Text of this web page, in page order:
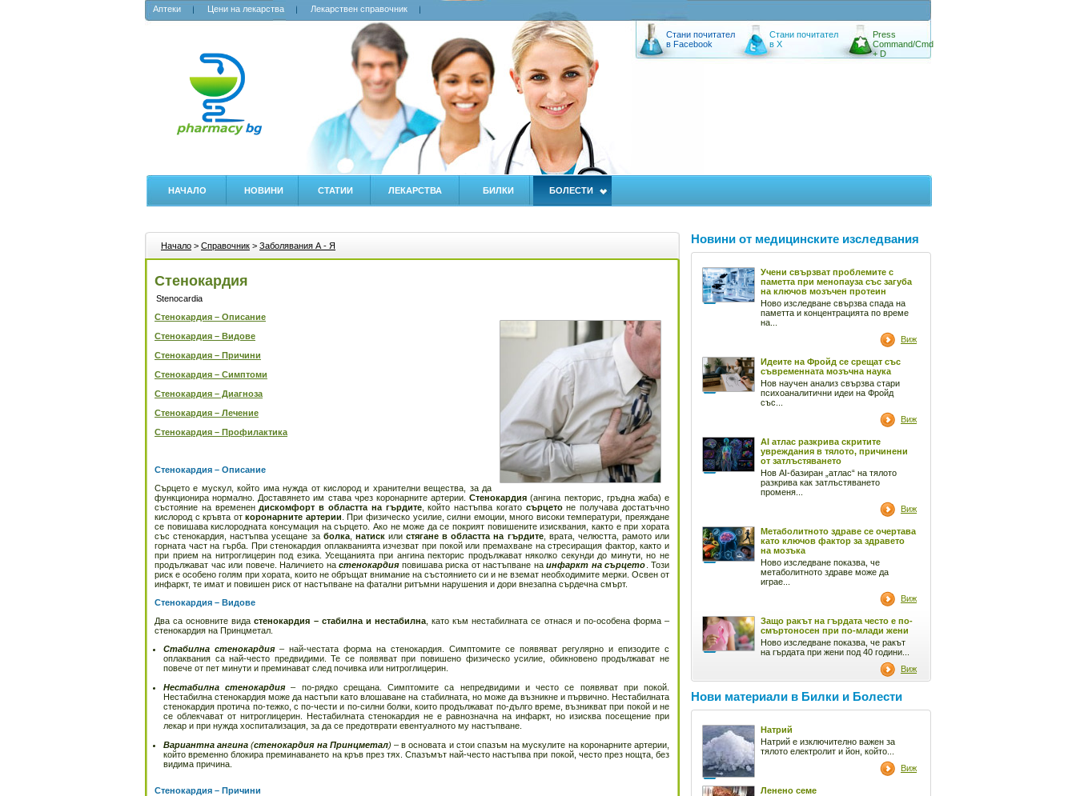
Аптеки Цени на лекарства Лекарствен справочник
Стани почитател
в Facebook
Стани почитател
в X
Press
Command/Cmd
+ D
НАЧАЛО НОВИНИ СТАТИИ ЛЕКАРСТВА БИЛКИ БОЛЕСТИ
Начало > Справочник > Заболявания А - Я
Стенокардия
Stenocardia
Стенокардия – Описание
Стенокардия – Видове
Стенокардия – Причини
Стенокардия – Симптоми
Стенокардия – Диагноза
Стенокардия – Лечение
Стенокардия – Профилактика
Стенокардия – Описание
Сърцето е мускул, който има нужда от кислород и хранителни вещества, за да
функционира нормално. Доставянето им става чрез коронарните артерии.Стенокардия (ангина пекторис, гръдна жаба) е
състояние на временен дискомфорт в областта на гърдите, който настъпва когато сърцетоне получава достатъчно
кислород с кръвта откоронарните артерии . При физическо усилие, силни емоции, много високи температури, преяждане
се повишава кислородната консумация на сърцето. Ако не може да се покрият повишените изисквания, както е при хората
със стенокардия, настъпва усещане за болка, натиск или стягане в областта на гърдите, врата, челюстта, рамото или
горната част на гърба. При стенокардия оплакванията изчезват при покой или премахване на стресиращия фактор, както и
при прием на нитроглицерин под езика. Усещанията при ангина пекторис продължават няколко секунди до минути, но не
продължават час или повече. Наличието настенокардия повишава риска от настъпване наинфаркт на сърцето . Този
риск е особено голям при хората, които не обръщат внимание на състоянието си и не вземат необходимите мерки. Освен от
инфаркт, те имат и повишен риск от настъпване на фатални ритъмни нарушения и дори внезапна сърдечна смърт.
Стенокардия – Видове
Два са основните видастенокардия – стабилна и нестабилна, като към нестабилната се отнася и по-особена форма –
стенокардия на Принцметал.
Стабилна стенокардия – най-честата форма на стенокардия. Симптомите се появяват регулярно и епизодите с
оплаквания са най-често предвидими. Те се появяват при повишено физическо усилие, обикновено продължават не
повече от пет минути и преминават след почивка или нитроглицерин.
Нестабилна стенокардия– по-рядко срещана. Симптомите са непредвидими и често се появяват при покой.
Нестабилна стенокардия може да настъпи като влошаване на стабилната, но може да възникне и първично. Нестабилната
стенокардия протича по-тежко, с по-чести и по-силни болки, които продължават по-дълго време, възникват при покой и не
се облекчават от нитроглицерин. Нестабилната стенокардия не е равнозначна на инфаркт, но изисква посещение при
лекар и при нужда хоспитализация, за да се предотврати евентуалното му настъпване.
Вариантна ангина (стенокардия на Принцметал)– в основата и стои спазъм на мускулите на коронарните артерии,
който временно блокира преминаването на кръв през тях. Спазъмът най-често настъпва при покой, често през нощта, без
видима причина.
Стенокардия – Причини
Новини от медицинските изследвания
Учени свързват проблемите с
паметта при менопауза със загуба
на ключов мозъчен протеин
Ново изследване свързва спада на
паметта и концентрацията по време
на...
Виж
Идеите на Фройд се срещат със
съвременната мозъчна наука
Нов научен анализ свързва стари
психоаналитични идеи на Фройд
със...
Виж
AI атлас разкрива скритите
увреждания в тялото, причинени
от затлъстяването
Нов AI-базиран „атлас“ на тялото
разкрива как затлъстяването
променя...
Виж
Метаболитното здраве се очертава
като ключов фактор за здравето
на мозъка
Ново изследване показва, че
метаболитното здраве може да
играе...
Виж
Защо ракът на гърдата често е по-
смъртоносен при по-млади жени
Ново изследване показва, че ракът
на гърдата при жени под 40 години...
Виж
Нови материали в Билки и Болести
Натрий
Натрий е изключително важен за
тялото електролит и йон, който...
Виж
Ленено семе